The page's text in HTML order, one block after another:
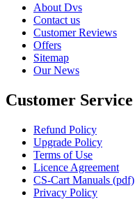
About Dvs
Contact us
Customer Reviews
Offers
Sitemap
Our News
Customer Service
Refund Policy
Upgrade Policy
Terms of Use
Licence Agreement
CS-Cart Manuals (pdf)
Privacy Policy